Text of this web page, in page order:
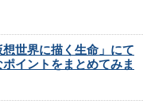
世界に描く生命」にて
イントをまとめてみま